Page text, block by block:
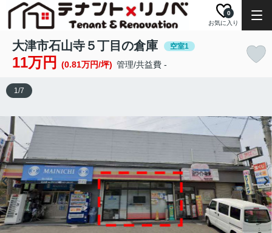
お気に入り
0
大津市石山寺５丁目の倉庫 空室1
11万円 (0.81万円/坪) 管理/共益費 -
1/7